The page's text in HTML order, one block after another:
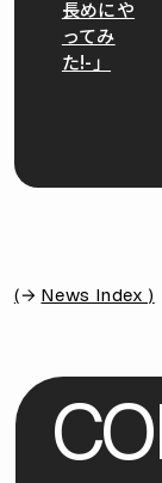
長めにや
ってみ
た!-」
( News Index )
CO